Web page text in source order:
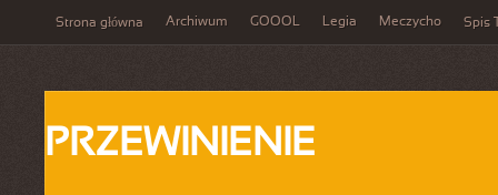
Strona główna Archiwum GOOOL Legia Meczycho Spis
PRZEWINIENIE